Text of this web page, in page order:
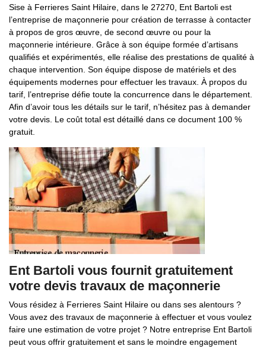
Sise à Ferrieres Saint Hilaire, dans le 27270, Ent Bartoli est
l’entreprise de maçonnerie pour création de terrasse à contacter
à propos de gros œuvre, de second œuvre ou pour la
maçonnerie intérieure. Grâce à son équipe formée d’artisans
qualifiés et expérimentés, elle réalise des prestations de qualité à
chaque intervention. Son équipe dispose de matériels et des
équipements modernes pour effectuer les travaux. À propos du
tarif, l’entreprise défie toute la concurrence dans le département.
Afin d’avoir tous les détails sur le tarif, n’hésitez pas à demander
votre devis. Le coût total est détaillé dans ce document 100 %
gratuit.
Ent Bartoli vous fournit gratuitement
votre devis travaux de maçonnerie
Vous résidez à Ferrieres Saint Hilaire ou dans ses alentours ?
Vous avez des travaux de maçonnerie à effectuer et vous voulez
faire une estimation de votre projet ? Notre entreprise Ent Bartoli
peut vous offrir gratuitement et sans le moindre engagement